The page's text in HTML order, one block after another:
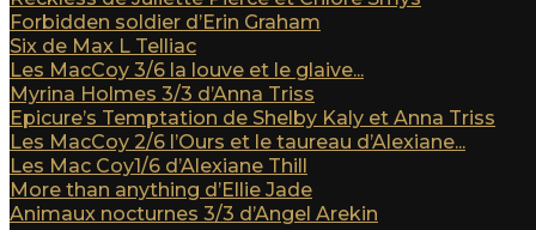
Forbidden soldier d’Erin Graham
Six de Max L Telliac
Les MacCoy 3/6 la louve et le glaive...
Myrina Holmes 3/3 d’Anna Triss
Epicure’s Temptation de Shelby Kaly et Anna Triss
Les MacCoy 2/6 l’Ours et le taureau d’Alexiane...
Les Mac Coy1/6 d’Alexiane Thill
More than anything d’Ellie Jade
Animaux nocturnes 3/3 d’Angel Arekin